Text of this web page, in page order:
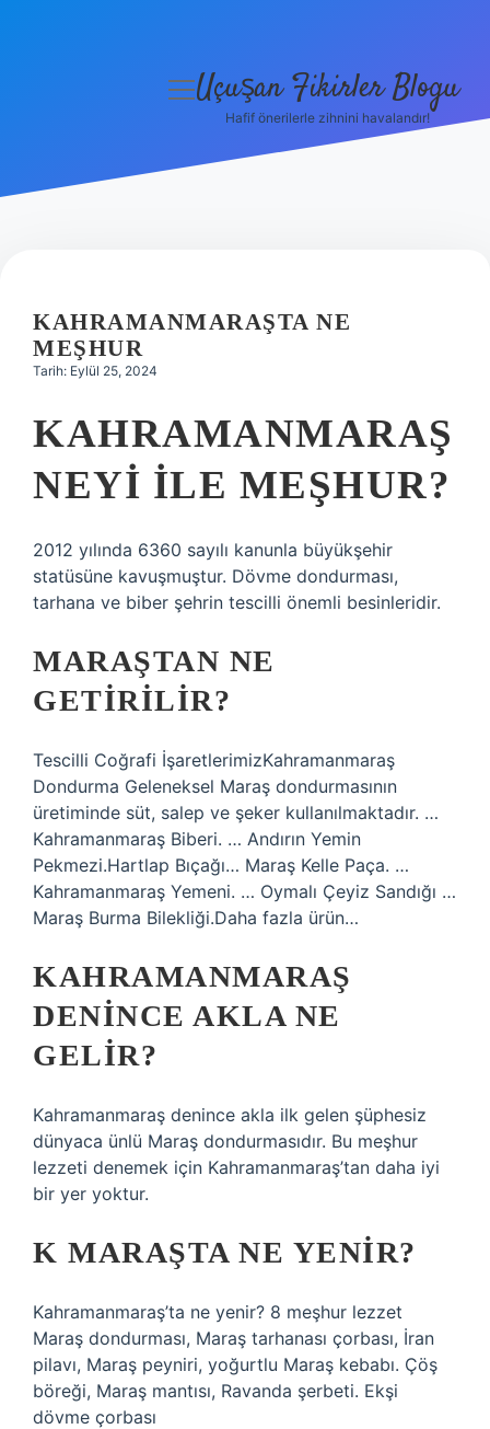
Hakkımızda
menüyü
Uçuşan Fikirler Blogu
Hafif önerilerle zihnini havalandır!
KAHRAMANMARAŞTA NE
MEŞHUR
Tarih: Eylül 25, 2024
KAHRAMANMARAŞ
NEYI ILE MEŞHUR?
2012 yılında 6360 sayılı kanunla büyükşehir
statüsüne kavuşmuştur. Dövme dondurması,
tarhana ve biber şehrin tescilli önemli besinleridir.
MARAŞTAN NE
GETIRILIR?
Tescilli Coğrafi İşaretlerimizKahramanmaraş
Dondurma Geleneksel Maraş dondurmasının
üretiminde süt, salep ve şeker kullanılmaktadır. …
Kahramanmaraş Biberi. … Andırın Yemin
Pekmezi.Hartlap Bıçağı… Maraş Kelle Paça. …
Kahramanmaraş Yemeni. … Oymalı Çeyiz Sandığı …
Maraş Burma Bilekliği.Daha fazla ürün…
KAHRAMANMARAŞ
DENINCE AKLA NE
GELIR?
Kahramanmaraş denince akla ilk gelen şüphesiz
dünyaca ünlü Maraş dondurmasıdır. Bu meşhur
lezzeti denemek için Kahramanmaraş’tan daha iyi
bir yer yoktur.
K MARAŞTA NE YENIR?
Kahramanmaraş’ta ne yenir? 8 meşhur lezzet
Maraş dondurması, Maraş tarhanası çorbası, İran
pilavı, Maraş peyniri, yoğurtlu Maraş kebabı. Çöş
böreği, Maraş mantısı, Ravanda şerbeti. Ekşi
dövme çorbası